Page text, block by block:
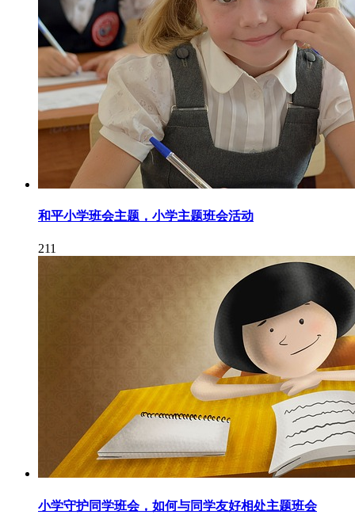
和平小学班会主题，小学主题班会活动
211
小学守护同学班会，如何与同学友好相处主题班会